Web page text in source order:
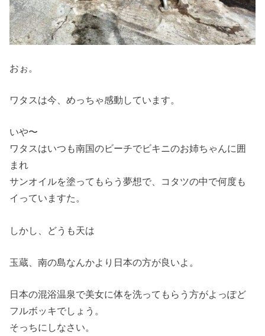
おぉ。
ワタスは今、めっちゃ感動しています。
いや〜
ワタスはいつも南国のビーチでビキニのお姉ちゃんに囲
まれ
サンオイルを塗ってもらう夢想で、コタツの中で何度も
イっていますた。
しかし、どうも天は
玉蔵、南の島なんかより日本の方が良いよ。
日本の混浴温泉で美女に体を洗ってもらう方がよっぽど
フルボッキでしょう。
そっちにしなさい。